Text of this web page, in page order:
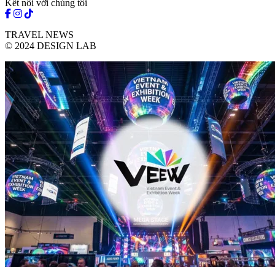
Kết nối với chúng tôi
TRAVEL NEWS
© 2024 DESIGN LAB